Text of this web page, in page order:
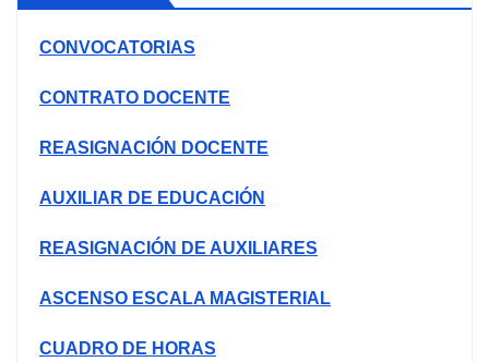
CONVOCATORIAS
CONTRATO DOCENTE
REASIGNACIÓN DOCENTE
AUXILIAR DE EDUCACIÓN
REASIGNACIÓN DE AUXILIARES
ASCENSO ESCALA MAGISTERIAL
CUADRO DE HORAS